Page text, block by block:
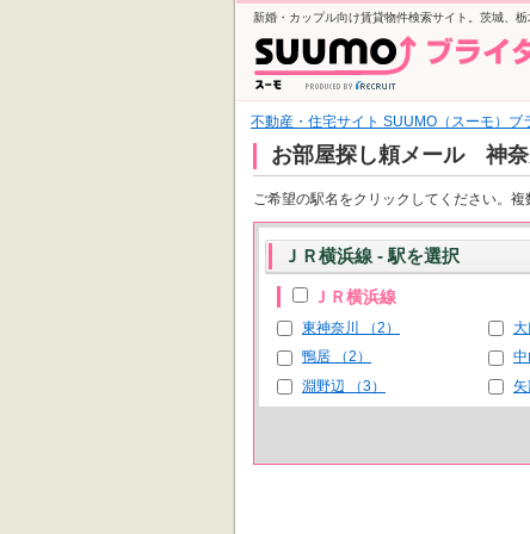
新婚・カップル向け賃貸物件検索サイト。茨城、
不動産・住宅サイト SUUMO（スーモ）ブ
お部屋探し頼メール 神
ご希望の駅名をクリックしてください。
ＪＲ横浜線 - 駅を選択
ＪＲ横浜線
東神奈川 （2）
大
鴨居 （2）
中
淵野辺 （3）
矢